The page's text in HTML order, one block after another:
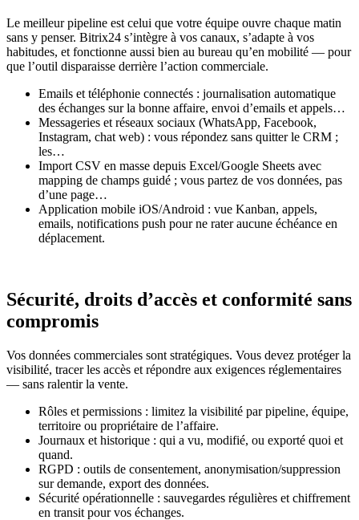
Le meilleur pipeline est celui que votre équipe ouvre chaque matin
sans y penser. Bitrix24 s’intègre à vos canaux, s’adapte à vos
habitudes, et fonctionne aussi bien au bureau qu’en mobilité — pour
que l’outil disparaisse derrière l’action commerciale.
Emails et téléphonie connectés : journalisation automatique
des échanges sur la bonne affaire, envoi d’emails et appels…
Messageries et réseaux sociaux (WhatsApp, Facebook,
Instagram, chat web) : vous répondez sans quitter le CRM ;
les…
Import CSV en masse depuis Excel/Google Sheets avec
mapping de champs guidé ; vous partez de vos données, pas
d’une page…
Application mobile iOS/Android : vue Kanban, appels,
emails, notifications push pour ne rater aucune échéance en
déplacement.
Sécurité, droits d’accès et conformité sans
compromis
Vos données commerciales sont stratégiques. Vous devez protéger la
visibilité, tracer les accès et répondre aux exigences réglementaires
— sans ralentir la vente.
Rôles et permissions : limitez la visibilité par pipeline, équipe,
territoire ou propriétaire de l’affaire.
Journaux et historique : qui a vu, modifié, ou exporté quoi et
quand.
RGPD : outils de consentement, anonymisation/suppression
sur demande, export des données.
Sécurité opérationnelle : sauvegardes régulières et chiffrement
en transit pour vos échanges.